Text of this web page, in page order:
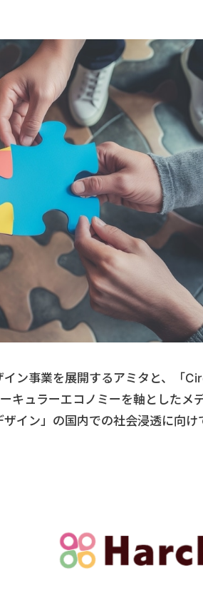
ン事業を展開するアミタと、「
キュラーエコノミーを軸としたメ
イン」の国内での社会浸透に向け